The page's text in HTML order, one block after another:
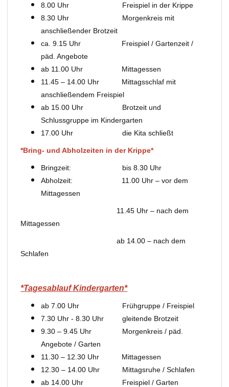
8.00 Uhr Freispiel in der Krippe
8.30 Uhr Morgenkreis mit
anschließender Brotzeit
ca. 9.15 Uhr Freispiel / Gartenzeit /
päd. Angebote
ab 11.00 Uhr Mittagessen
11.45 – 14.00 Uhr Mittagsschlaf mit
anschließendem Freispiel
ab 15.00 Uhr Brotzeit und
Schlussgruppe im Kindergarten
17.00 Uhr die Kita schließt
*Bring- und Abholzeiten in der Krippe*
Bringzeit: bis 8.30 Uhr
Abholzeit: 11.00 Uhr – vor dem
Mittagessen
11.45 Uhr – nach dem
Mittagessen
ab 14.00 – nach dem
Schlafen
*Tagesablauf Kindergarten*
ab 7.00 Uhr Frühgruppe / Freispiel
7.30 Uhr - 8.30 Uhr gleitende Brotzeit
9.30 – 9.45 Uhr Morgenkreis / päd.
Angebote / Garten
11.30 – 12.30 Uhr Mittagessen
12.30 – 14.00 Uhr Mittagsruhe / Schlafen
ab 14.00 Uhr Freispiel / Garten